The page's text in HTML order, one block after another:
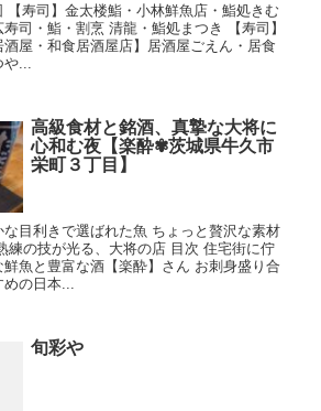
【寿司】金太楼鮨・小林鮮魚店・鮨処きむ
司・鮨・割烹 清龍・鮨処まつき 【寿司】
屋・和食居酒屋店】居酒屋ごえん・居食
...
高級食材と銘酒、真摯な大将に
心和む夜【楽酔✾茨城県牛久市
栄町３丁目】
目利きで選ばれた魚 ちょっと贅沢な素材
練の技が光る、大将の店 目次 住宅街に佇
魚と豊富な酒【楽酔】さん お刺身盛り合
の日本...
旬彩や